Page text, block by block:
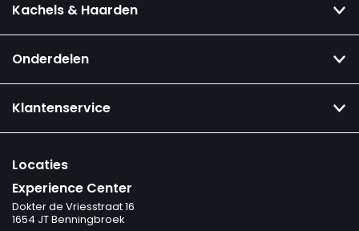
Kachels & Haarden
Onderdelen
Klantenservice
Locaties
Experience Center
Dokter de Vriesstraat 16
1654 JT Benningbroek